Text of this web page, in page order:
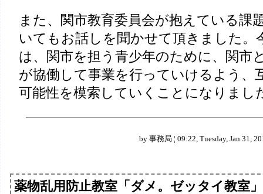
また、関市教育委員会が抱えている課
いてもお話しを聞かせて頂きました。
は、関市を担う青少年のために、関市
が協働して事業を行っていけるよう、
可能性を模索していくことになりまし
by 事務局 ¦ 09:22, Tuesday, Jan 31,
薬物乱用防止教室「ダメ。ゼッタイ教室